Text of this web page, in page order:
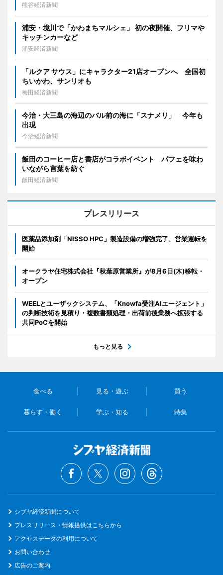
熊谷経済新聞
浦安・境川で「かわまちマルシェ」 初の夜開催、フリマや
キッチンカーなど
浦安経済新聞
「ルクア サウス」にキャラクター21店オープンへ 全国初
ちいかわ、サンリオも
梅田経済新聞
今治・大三島の海辺のバル前の海に「スナメリ」 今年も
出現
今治経済新聞
飯田のコーヒー店と書店がコラボイベント パフェを味わ
いながら言葉を紡ぐ
飯田経済新聞
プレスリリース
医薬品添加剤「NISSO HPC」製造設備の増強完了、営業運転を
開始
オークラヤ住宅株式会社『秋葉原営業所』が8月6日(木)移転・
オープン
WEELとユーザックシステム、「Knowfa受注AIエージェント」
の判断技術を見積り・複数書類処理・出荷前後業務へ拡張する
共同PoCを開始
もっと見る
食べる 見る・遊ぶ 買う
暮らす・働く 学ぶ・知る 特集
シブヤ経済新聞について
プレスリリース・情報提供はこちらから
アクセスデータの利用について
お問い合わせ
広告のご案内